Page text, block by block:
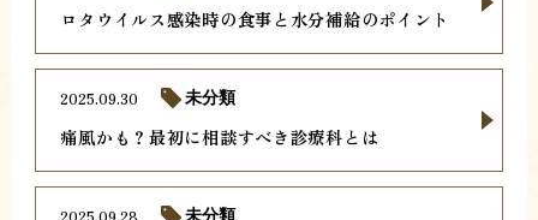
ロタウイルス感染時の食事と水分補給のポイント
痛風かも？最初に相談すべき診療科とは
2025.09.30 未分類
2025.09.28 未分類